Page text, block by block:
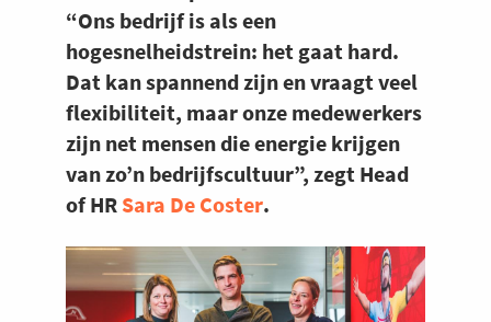
“Ons bedrijf is als een
hogesnelheidstrein: het gaat hard.
Dat kan spannend zijn en vraagt veel
flexibiliteit, maar onze medewerkers
zijn net mensen die energie krijgen
van zo’n bedrijfscultuur”, zegt Head
of HR Sara De Coster.